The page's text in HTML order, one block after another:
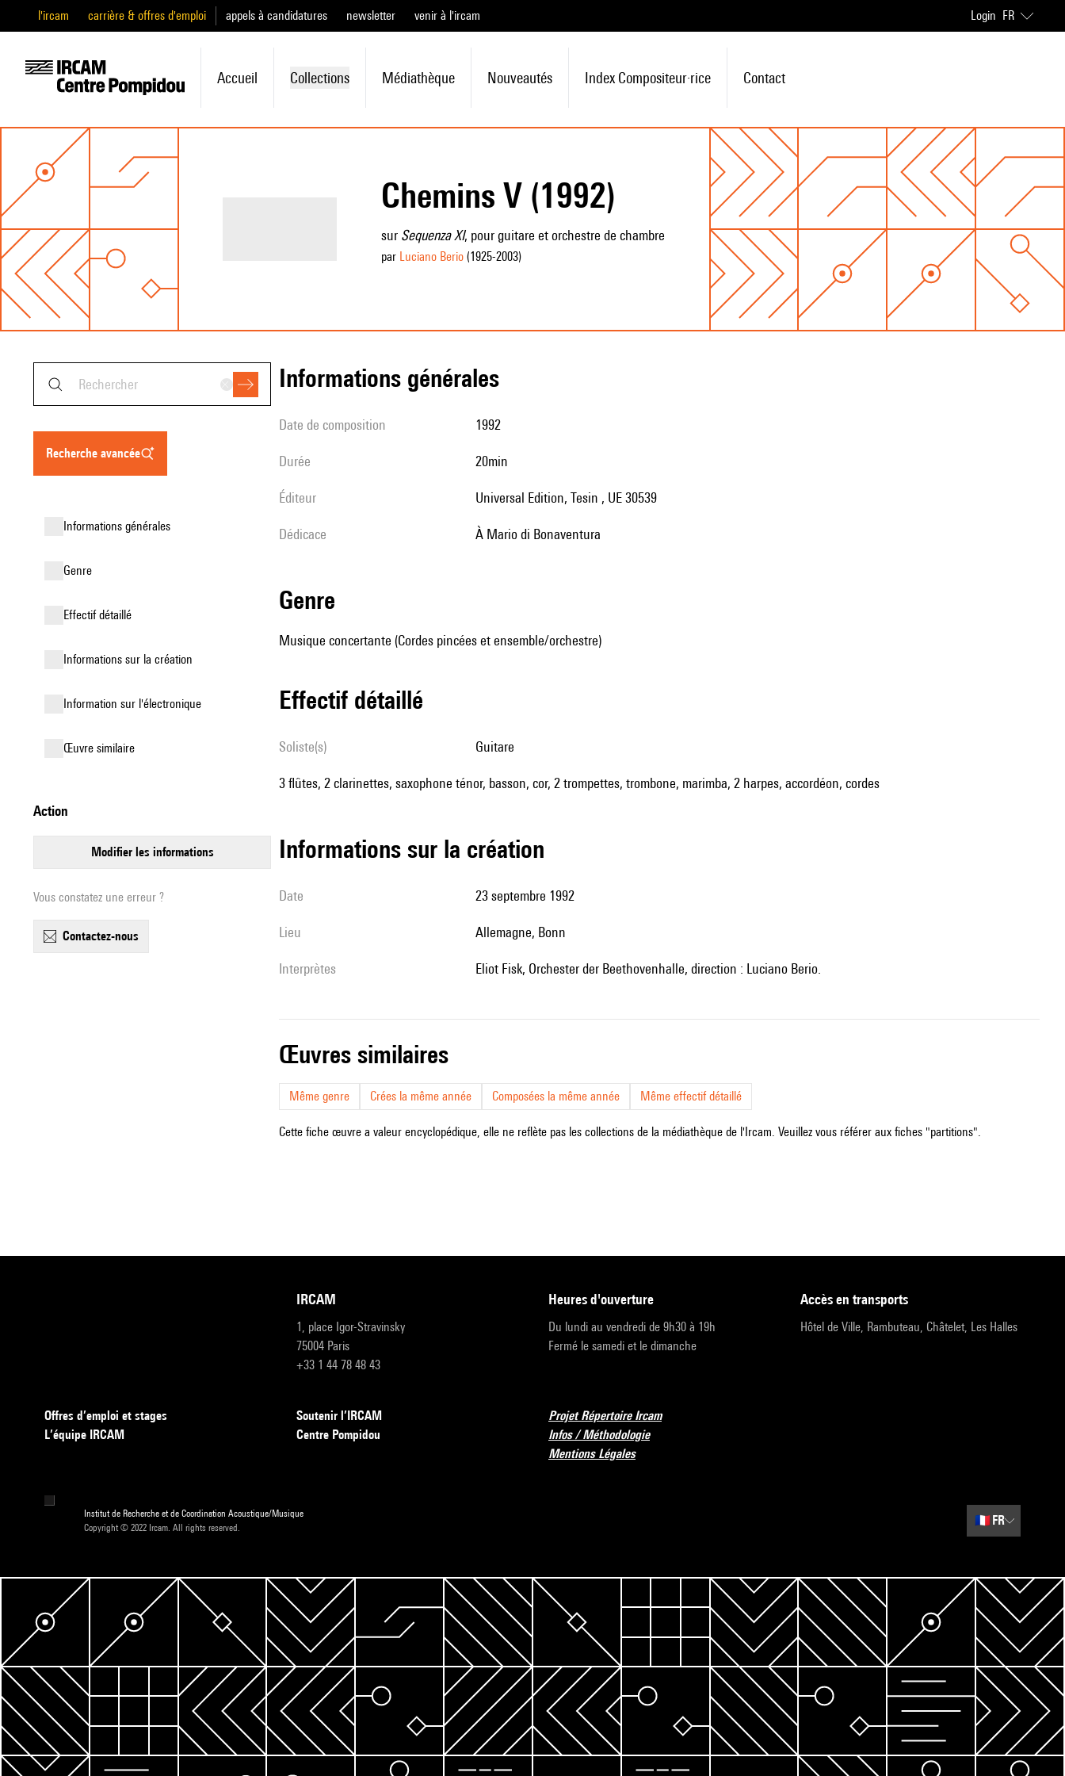
l'ircam carrière & offres d'emploi appels à candidatures newsletter venir à l'ircam Login FR
Accueil Collections Médiathèque Nouveautés Index Compositeur·rice Contact
Chemins V (1992)
sur Sequenza XI, pour guitare et orchestre de chambre
par Luciano Berio(1925-2003)
recherche avancée
informations générales
genre
effectif détaillé
informations sur la création
Information sur l'électronique
œuvre similaire
action
modifier les informations
Vous constatez une erreur ?
contactez-nous
informations générales
date de composition 1992
durée 20min
éditeur Universal Edition, Tesin , UE 30539
Dédicace à Mario di Bonaventura
genre
Musique concertante (Cordes pincées et ensemble/orchestre)
effectif détaillé
Soliste(s) guitare
3 flûtes, 2 clarinettes, saxophone ténor, basson, cor, 2 trompettes, trombone, marimba, 2 harpes, accordéon, cordes
informations sur la création
date 23 septembre 1992
lieu Allemagne, Bonn
interprètes Eliot Fisk, Orchester der Beethovenhalle, direction : Luciano Berio.
œuvres similaires
Même genre Crées la même année Composées la même année Même effectif détaillé
Cette fiche œuvre a valeur encyclopédique, elle ne reflète pas les collections de la médiathèque de l'Ircam. Veuillez vous référer aux fiches "partitions".
IRCAM
1, place Igor-Stravinsky
75004 Paris
+33 1 44 78 48 43
heures d'ouverture
Du lundi au vendredi de 9h30 à 19h
Fermé le samedi et le dimanche
accès en transports
Hôtel de Ville, Rambuteau, Châtelet, Les Halles
Offres d’emploi et stages
L’équipe IRCAM
Soutenir l’IRCAM
Centre Pompidou
Projet Répertoire Ircam
Infos / Méthodologie
Mentions Légales
Institut de Recherche et de Coordination Acoustique/Musique
Copyright © 2022 Ircam. All rights reserved.
🇫🇷 FR